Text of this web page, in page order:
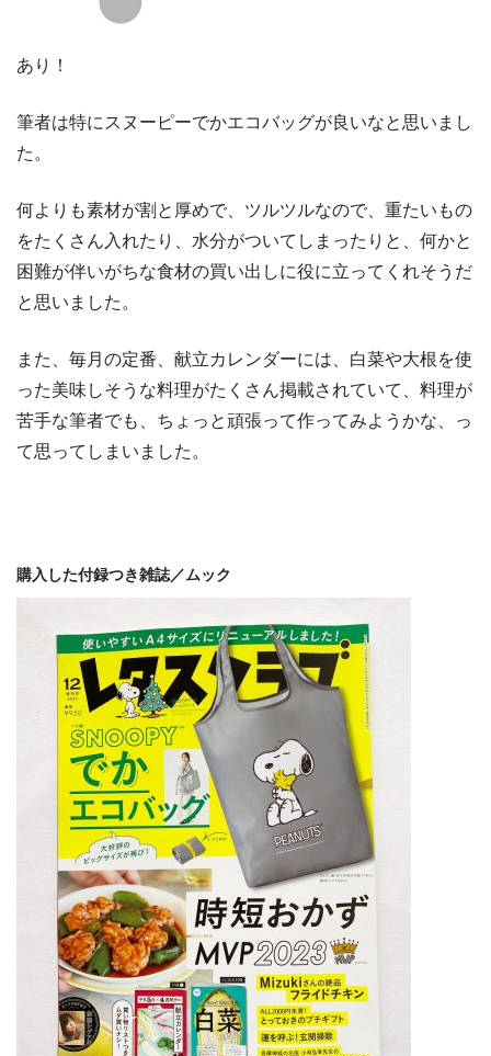
あり！
筆者は特にスヌーピーでかエコバッグが良いなと思いまし
た。
何よりも素材が割と厚めで、ツルツルなので、重たいもの
をたくさん入れたり、水分がついてしまったりと、何かと
困難が伴いがちな食材の買い出しに役に立ってくれそうだ
と思いました。
また、毎月の定番、献立カレンダーには、白菜や大根を使
った美味しそうな料理がたくさん掲載されていて、料理が
苦手な筆者でも、ちょっと頑張って作ってみようかな、っ
て思ってしまいました。
購入した付録つき雑誌／ムック